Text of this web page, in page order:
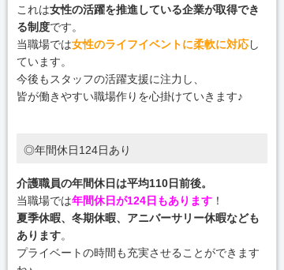
これは女性の活躍を推進している企業が取得でき
る制度です。
当職場では女性のライフイベントに柔軟に対応し
ています。
今後もスタッフの活躍支援に注力し、
皆が働きやすい職場作りを心掛けていきます♪
◎年間休日124日あり
介護職員の年間休日は平均110日前後。
当職場では年間休日が124日もあります ！
夏季休暇、冬期休暇、アニバーサリー休暇なども
あります。
プライベートの時間も充実させることができます